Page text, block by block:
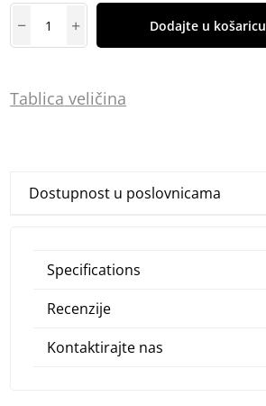
Dodajte u košaricu
Tablica veličina
Dostupnost u poslovnicama
Specifications
Recenzije
Kontaktirajte nas